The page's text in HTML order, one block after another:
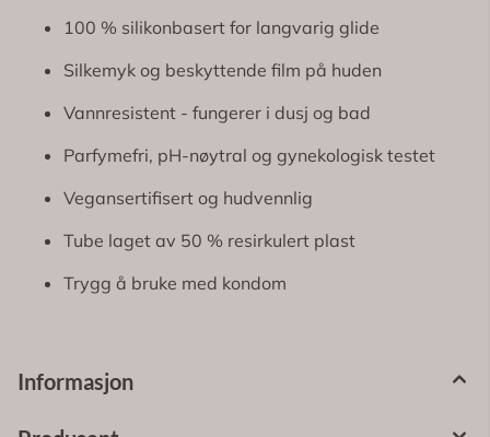
Informasjon
100 % silikonbasert for langvarig glide
Silkemyk og beskyttende film på huden
Vannresistent - fungerer i dusj og bad
Parfymefri, pH-nøytral og gynekologisk testet
Vegansertifisert og hudvennlig
Tube laget av 50 % resirkulert plast
Trygg å bruke med kondom